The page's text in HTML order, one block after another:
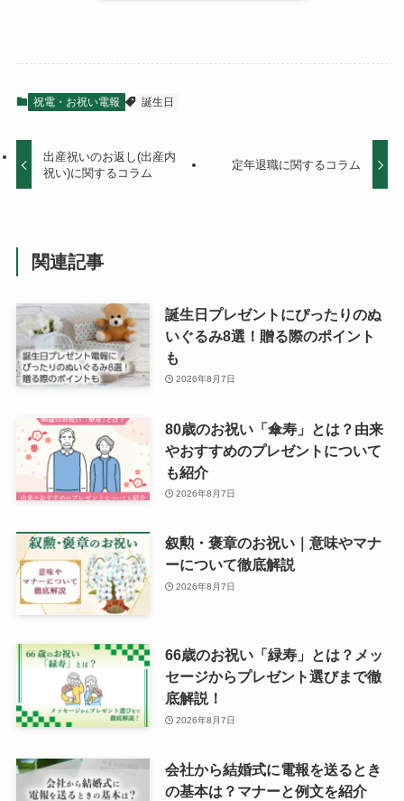
祝電・お祝い電報 誕生日
出産祝いのお返し(出産内
祝い)に関するコラム
定年退職に関するコラム
関連記事
誕生日プレゼントにぴったりのぬ
いぐるみ8選！贈る際のポイント
も
2026年8月7日
80歳のお祝い「傘寿」とは？由来
やおすすめのプレゼントについて
も紹介
2026年8月7日
叙勲・褒章のお祝い｜意味やマナ
ーについて徹底解説
2026年8月7日
66歳のお祝い「緑寿」とは？メッ
セージからプレゼント選びまで徹
底解説！
2026年8月7日
会社から結婚式に電報を送るとき
の基本は？マナーと例文を紹介